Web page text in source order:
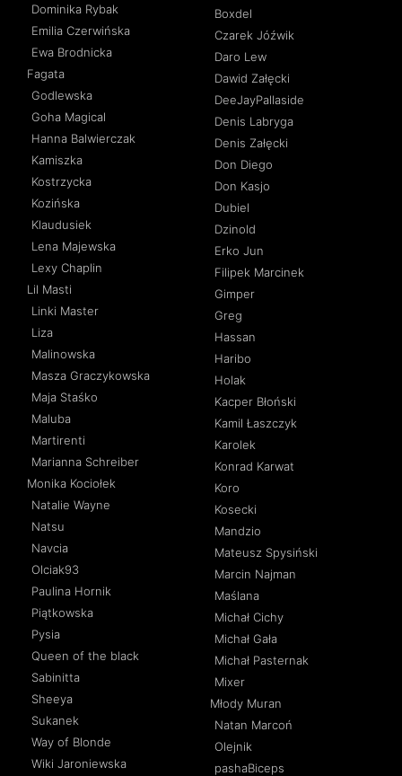
Dominika Rybak
Emilia Czerwińska
Ewa Brodnicka
Fagata
Godlewska
Goha Magical
Hanna Balwierczak
Kamiszka
Kostrzycka
Kozińska
Klaudusiek
Lena Majewska
Lexy Chaplin
Lil Masti
Linki Master
Liza
Malinowska
Masza Graczykowska
Maja Staśko
Maluba
Martirenti
Marianna Schreiber
Monika Kociołek
Natalie Wayne
Natsu
Navcia
Olciak93
Paulina Hornik
Piątkowska
Pysia
Queen of the black
Sabinitta
Sheeya
Sukanek
Way of Blonde
Wiki Jaroniewska
Boxdel
Czarek Jóźwik
Daro Lew
Dawid Załęcki
DeeJayPallaside
Denis Labryga
Denis Załęcki
Don Diego
Don Kasjo
Dubiel
Dzinold
Erko Jun
Filipek Marcinek
Gimper
Greg
Hassan
Haribo
Holak
Kacper Błoński
Kamil Łaszczyk
Karolek
Konrad Karwat
Koro
Kosecki
Mandzio
Mateusz Spysiński
Marcin Najman
Maślana
Michał Cichy
Michał Gała
Michał Pasternak
Mixer
Młody Muran
Natan Marcoń
Olejnik
pashaBiceps